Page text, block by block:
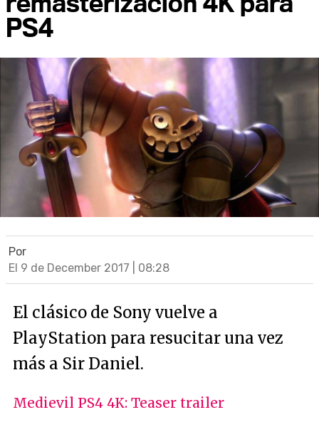
PS4
Por
El 9 de December 2017 | 08:28
El clásico de Sony vuelve a
PlayStation para resucitar una vez
más a Sir Daniel.
Medievil PS4 4K: Teaser trailer